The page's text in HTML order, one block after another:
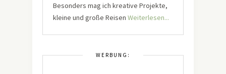
Besonders mag ich kreative Projekte,
kleine und große Reisen Weiterlesen...
WERBUNG: